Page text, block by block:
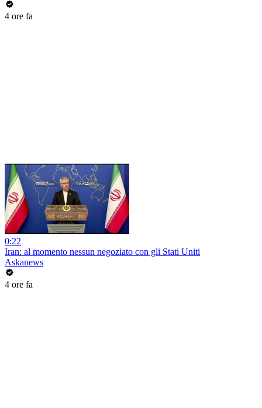
4 ore fa
0:22
Iran: al momento nessun negoziato con gli Stati Uniti
Askanews
4 ore fa